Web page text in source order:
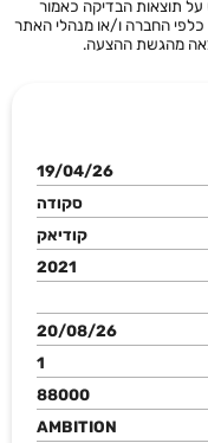
תוצאות הבדיקה כאמור
החברה ו/או מנהלי האתר
מהגשת ההצעה.
19/04/26
סקודה
קודיאק
2021
20/08/26
1
88000
AMBITION